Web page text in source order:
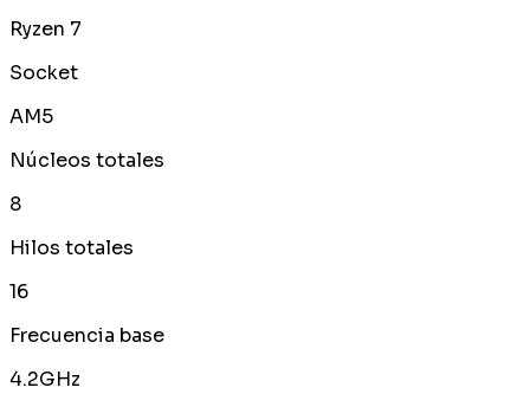
Ryzen 7
Socket
AM5
Núcleos totales
8
Hilos totales
16
Frecuencia base
4.2GHz